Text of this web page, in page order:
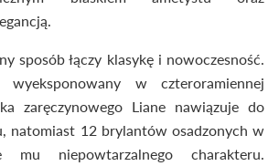
sposób łączy klasykę i nowoczesność.
w czteroramiennej
zaręczynowego Liane nawiązuje do
natomiast 12 brylantów osadzonych w
mu niepowtarzalnego charakteru.